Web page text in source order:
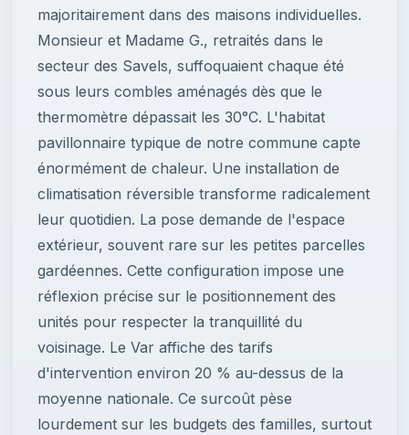
majoritairement dans des maisons individuelles.
Monsieur et Madame G., retraités dans le
secteur des Savels, suffoquaient chaque été
sous leurs combles aménagés dès que le
thermomètre dépassait les 30°C. L'habitat
pavillonnaire typique de notre commune capte
énormément de chaleur. Une installation de
climatisation réversible transforme radicalement
leur quotidien. La pose demande de l'espace
extérieur, souvent rare sur les petites parcelles
gardéennes. Cette configuration impose une
réflexion précise sur le positionnement des
unités pour respecter la tranquillité du
voisinage. Le Var affiche des tarifs
d'intervention environ 20 % au-dessus de la
moyenne nationale. Ce surcoût pèse
lourdement sur les budgets des familles, surtout